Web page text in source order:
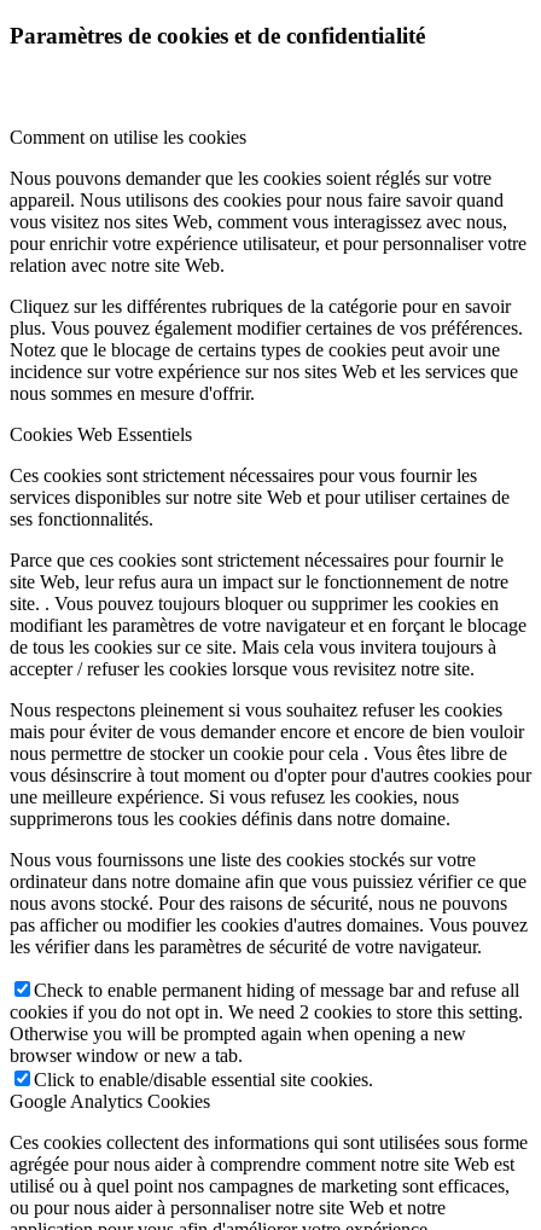
Paramètres de cookies et de confidentialité
Comment on utilise les cookies
Nous pouvons demander que les cookies soient réglés sur votre
appareil. Nous utilisons des cookies pour nous faire savoir quand
vous visitez nos sites Web, comment vous interagissez avec nous,
pour enrichir votre expérience utilisateur, et pour personnaliser votre
relation avec notre site Web.
Cliquez sur les différentes rubriques de la catégorie pour en savoir
plus. Vous pouvez également modifier certaines de vos préférences.
Notez que le blocage de certains types de cookies peut avoir une
incidence sur votre expérience sur nos sites Web et les services que
nous sommes en mesure d'offrir.
Cookies Web Essentiels
Ces cookies sont strictement nécessaires pour vous fournir les
services disponibles sur notre site Web et pour utiliser certaines de
ses fonctionnalités.
Parce que ces cookies sont strictement nécessaires pour fournir le
site Web, leur refus aura un impact sur le fonctionnement de notre
site. . Vous pouvez toujours bloquer ou supprimer les cookies en
modifiant les paramètres de votre navigateur et en forçant le blocage
de tous les cookies sur ce site. Mais cela vous invitera toujours à
accepter / refuser les cookies lorsque vous revisitez notre site.
Nous respectons pleinement si vous souhaitez refuser les cookies
mais pour éviter de vous demander encore et encore de bien vouloir
nous permettre de stocker un cookie pour cela . Vous êtes libre de
vous désinscrire à tout moment ou d'opter pour d'autres cookies pour
une meilleure expérience. Si vous refusez les cookies, nous
supprimerons tous les cookies définis dans notre domaine.
Nous vous fournissons une liste des cookies stockés sur votre
ordinateur dans notre domaine afin que vous puissiez vérifier ce que
nous avons stocké. Pour des raisons de sécurité, nous ne pouvons
pas afficher ou modifier les cookies d'autres domaines. Vous pouvez
les vérifier dans les paramètres de sécurité de votre navigateur.
Check to enable permanent hiding of message bar and refuse all
cookies if you do not opt in. We need 2 cookies to store this setting.
Otherwise you will be prompted again when opening a new
browser window or new a tab.
Click to enable/disable essential site cookies.
Google Analytics Cookies
Ces cookies collectent des informations qui sont utilisées sous forme
agrégée pour nous aider à comprendre comment notre site Web est
utilisé ou à quel point nos campagnes de marketing sont efficaces,
ou pour nous aider à personnaliser notre site Web et notre